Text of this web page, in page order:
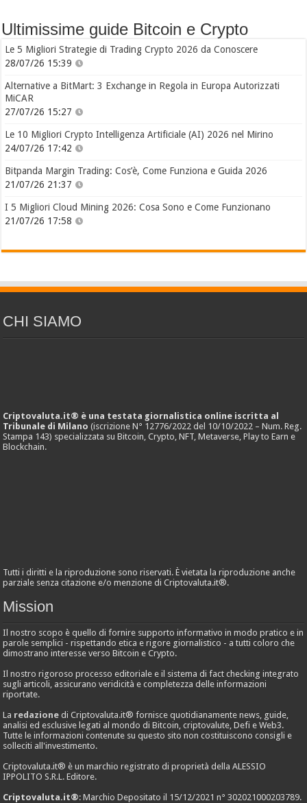
Ultimissime guide Bitcoin e Crypto
Le 5 Migliori Strategie di Trading Crypto 2026 da Conoscere
28/07/26 15:39
Alternative a BitMart: 3 Exchange in Regola in Europa Autorizzati
MiCAR
27/07/26 15:27
Le 10 Migliori Crypto Intelligenza Artificiale (AI) 2026 nel Mirino
24/07/26 17:42
Bitpanda Margin Trading: Cos’è, Come Funziona e Guida 2026
21/07/26 21:37
I 5 Migliori Cloud Mining 2026: Cosa Sono e Come Funzionano
21/07/26 17:58
CHI SIAMO
Criptovaluta.it® è una testata giornalistica online iscritta al
Tribunale di Milano (iscrizione N° 12776/2022 del 10/10/2022 – Num. Reg.
Stampa 143) specializzata su Bitcoin, Crypto, NFT, Metaverse, Play to Earn e
Blockchain.
Tutti i diritti e la riproduzione sono riservati. È vietata la riproduzione anche
parziale senza citazione e/o menzione di Criptovaluta.it®.
Mission
Il nostro scopo è quello di fornire supporto informativo in modo pratico e in
parole semplici - rispettando etica e rigore giornalistico - a tutti coloro che
dimostrano interesse verso Bitcoin e Crypto.
Il nostro rigoroso processo editoriale e il sistema di fact checking integrato
sugli articoli, assicurano veridicità e completezza delle informazioni
riportate.
La redazione di Criptovaluta.it® fornisce quotidianamente news, guide,
analisi ed esclusive legati al mondo di Bitcoin, criptovalute, Defi e Web3.
Tutte le informazioni contenute su questo sito non costituiscono consigli e
solleciti all'investimento.
Criptovaluta.it® è un marchio registrato di proprietà della ALESSIO
IPPOLITO S.R.L. Editore.
Criptovaluta.it®: Marchio Depositato il 15/12/2021 n° 302021000203789.